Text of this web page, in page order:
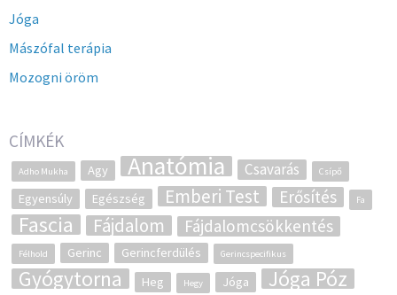
Jóga
Mászófal terápia
Mozogni öröm
CÍMKÉK
Adho Mukha Agy Anatómia Csavarás Csípő
Egyensúly Egészség Emberi Test Erősítés Fa
Fascia Fájdalom Fájdalomcsökkentés
Félhold Gerinc Gerincferdülés Gerincspecifikus
Gyógytorna Heg Hegy Jóga Jóga Póz